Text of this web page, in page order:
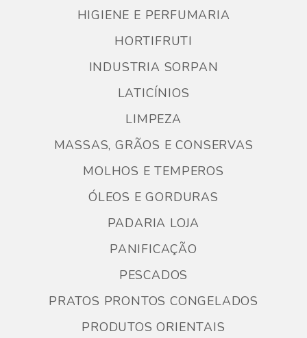
HIGIENE E PERFUMARIA
HORTIFRUTI
INDUSTRIA SORPAN
LATICÍNIOS
LIMPEZA
MASSAS, GRÃOS E CONSERVAS
MOLHOS E TEMPEROS
ÓLEOS E GORDURAS
PADARIA LOJA
PANIFICAÇÃO
PESCADOS
PRATOS PRONTOS CONGELADOS
PRODUTOS ORIENTAIS